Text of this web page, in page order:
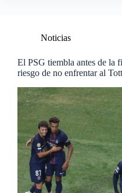
Noticias
El PSG tiembla antes de la
riesgo de no enfrentar al